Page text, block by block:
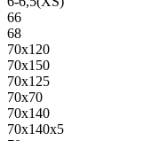
66
68
70х120
70х150
70х125
70х70
70х140
70х140х5